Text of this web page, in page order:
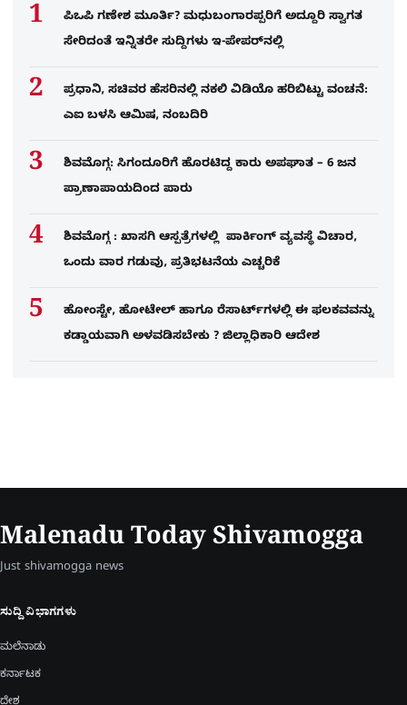
ಪಿಒಪಿ ಗಣೇಶ ಮೂರ್ತಿ? ಮಧುಬಂಗಾರಪ್ಪರಿಗೆ ಅದ್ದೂರಿ ಸ್ವಾಗತ
ಸೇರಿದಂತೆ ಇನ್ನಿತರೇ ಸುದ್ದಿಗಳು ಇ-ಪೇಪರ್​ನಲ್ಲಿ
ಪ್ರಧಾನಿ, ಸಚಿವರ ಹೆಸರಿನಲ್ಲಿ ನಕಲಿ ವಿಡಿಯೊ ಹರಿಬಿಟ್ಟು ವಂಚನೆ:
ಎಐ ಬಳಸಿ ಆಮಿಷ, ನಂಬದಿರಿ
ಶಿವಮೊಗ್ಗ: ಸಿಗಂದೂರಿಗೆ ಹೊರಟಿದ್ದ ಕಾರು ಅಪಘಾತ – 6 ಜನ
ಪ್ರಾಣಾಪಾಯದಿಂದ ಪಾರು
ಶಿವಮೊಗ್ಗ : ಖಾಸಗಿ ಆಸ್ಪತ್ರೆಗಳಲ್ಲಿ ಪಾರ್ಕಿಂಗ್​ ವ್ಯವಸ್ಥೆ ವಿಚಾರ,
ಒಂದು ವಾರ ಗಡುವು, ಪ್ರತಿಭಟನೆಯ ಎಚ್ಚರಿಕೆ
ಹೋಂಸ್ಟೇ, ಹೋಟೇಲ್ ಹಾಗೂ ರೆಸಾರ್ಟ್‌ಗಳಲ್ಲಿ ಈ ಫಲಕವವನ್ನು
ಕಡ್ಡಾಯವಾಗಿ ಅಳವಡಿಸಬೇಕು ? ಜಿಲ್ಲಾಧಿಕಾರಿ ಆದೇಶ
Malenadu Today Shivamogga
Just shivamogga news
ಸುದ್ದಿ ವಿಭಾಗಗಳು
ಮಲೆನಾಡು
ಕರ್ನಾಟಕ
ದೇಶ